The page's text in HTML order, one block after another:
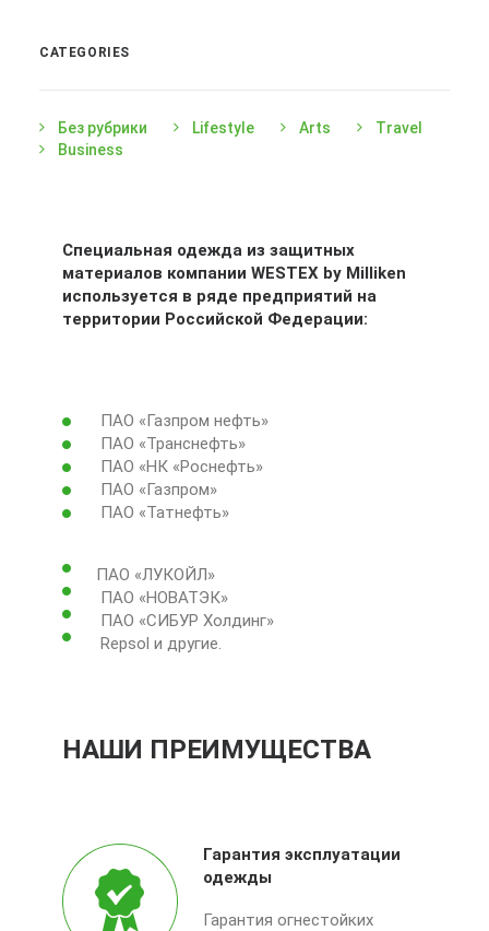
CATEGORIES
Без рубрики Lifestyle Arts Travel
Business
Специальная одежда из защитных
материалов компании WESTEX by Milliken
используется в ряде предприятий на
территории Российской Федерации:
ПАО «Газпром нефть»
ПАО «Транснефть»
ПАО «НК «Роснефть»
ПАО «Газпром»
ПАО «Татнефть»
ПАО «ЛУКОЙЛ»
ПАО «НОВАТЭК»
ПАО «СИБУР Холдинг»
Repsol и другие.
НАШИ ПРЕИМУЩЕСТВА
Гарантия эксплуатации
одежды
Гарантия огнестойких